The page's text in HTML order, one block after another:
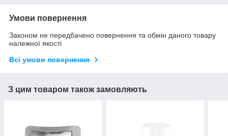
Умови повернення
Законом не передбачено повернення та обмін даного товару
належної якості
Всі умови повернення
З цим товаром також замовляють